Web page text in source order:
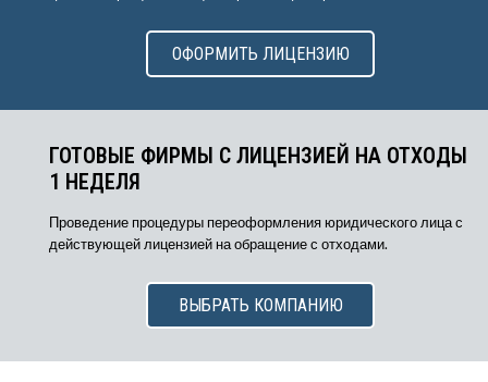
ОФОРМИТЬ ЛИЦЕНЗИЮ
ГОТОВЫЕ ФИРМЫ С ЛИЦЕНЗИЕЙ НА ОТХОДЫ
1 НЕДЕЛЯ
Проведение процедуры переоформления юридического лица с
действующей лицензией на обращение с отходами.
ВЫБРАТЬ КОМПАНИЮ